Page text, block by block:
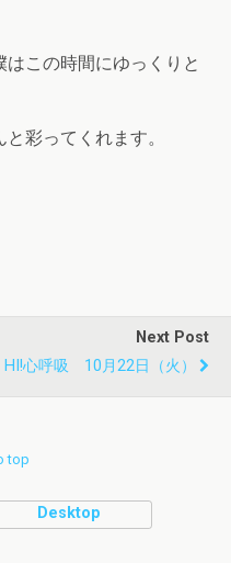
この時間にゆっくりと
彩ってくれます。
Next Post
HI!心呼吸 10月22日（火）
top
Desktop